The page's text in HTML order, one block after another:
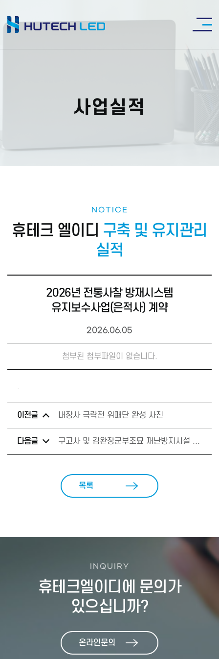
사업실적
NOTICE
휴테크 엘이디 구축 및 유지관리
실적
2026년 전통사찰 방재시스템
유지보수사업(은적사) 계약
2026.06.05
첨부된 첨부파일이 없습니다.
.
이전글 내장사 극락전 위패단 완성 사진
다음글 구고사 및 김완장군부조묘 재난방지시설 구축사업(소방) 계약
목록
INQUIRY
휴테크엘이디에 문의가
있으십니까?
온라인문의